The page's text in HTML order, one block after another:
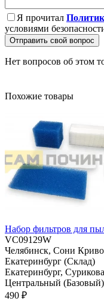
Я прочитал
условиями
Отправить свой вопрос
Нет вопросов об этом
Похожие товары
Набор фильтров для
VC09129W
Челябинск, Сони
Екатеринбург (Склад)
Екатеринбург,
Центральный
490 ₽